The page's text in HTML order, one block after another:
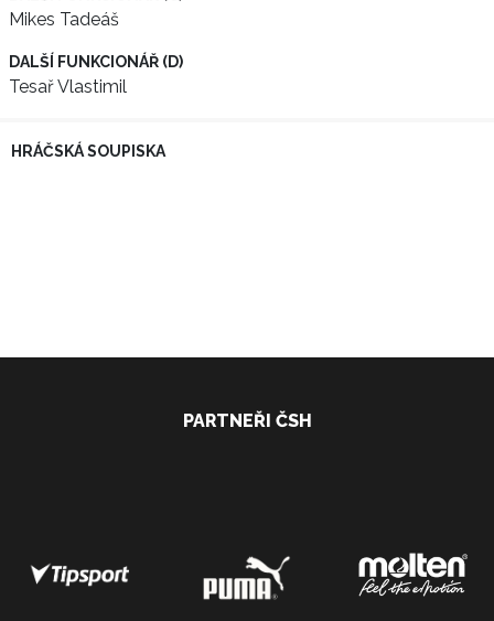
Mikes Tadeáš
DALŠÍ FUNKCIONÁŘ (D)
Tesař Vlastimil
HRÁČSKÁ SOUPISKA
PARTNEŘI ČSH